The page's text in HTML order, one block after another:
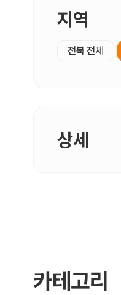
지역
전북 전체
상세
카테고리